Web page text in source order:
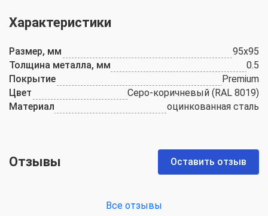
Характеристики
Размер, мм
95х95
Толщина металла, мм
0.5
Покрытие
Premium
Цвет
Серо-коричневый (RAL 8019)
Материал
оцинкованная сталь
Отзывы Оставить отзыв
Все отзывы